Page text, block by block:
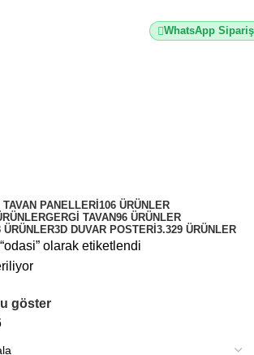
WhatsApp Sipariş
PANELLERI 106 ÜRÜNLER
GERGI TAVAN96 ÜRÜNLER
ÜRÜNLER3D DUVAR POSTERI 3.329 ÜRÜNLER
olarak etiketlendi
göster